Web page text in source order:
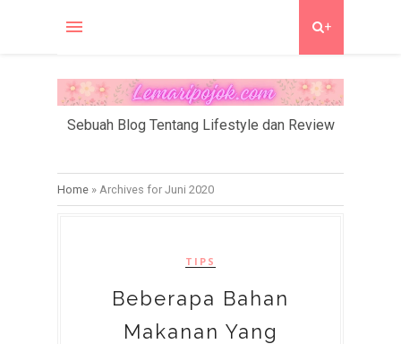
+
Sebuah Blog Tentang Lifestyle dan Review
Home » Archives for Juni 2020
TIPS
Beberapa Bahan
Makanan Yang